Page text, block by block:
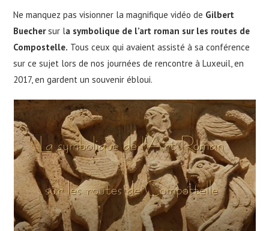
Ne manquez pas visionner la magnifique vidéo de Gilbert
Buechersur la symbolique de l’art roman sur les routes de
Compostelle. Tous ceux qui avaient assisté à sa conférence
sur ce sujet lors de nos journées de rencontre à Luxeuil, en
2017, en gardent un souvenir ébloui.